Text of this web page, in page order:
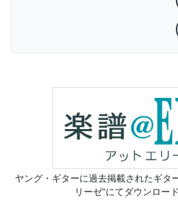
ヤング・ギターに過去掲載されたギタ
リーゼ”にてダウンロー